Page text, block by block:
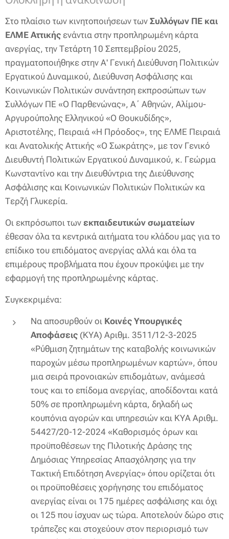
Στο πλαίσιο των κινητοποιήσεων των Συλλόγων ΠΕ και
ΕΛΜΕ Αττικής ενάντια στην προπληρωμένη κάρτα
ανεργίας, την Τετάρτη 10 Σεπτεμβρίου 2025,
πραγματοποιήθηκε στην Α' Γενική Διεύθυνση Πολιτικών
Εργατικού Δυναμικού, Διεύθυνση Ασφάλισης και
Κοινωνικών Πολιτικών συνάντηση εκπροσώπων των
Συλλόγων ΠΕ «Ο Παρθενώνας», Α΄ Αθηνών, Αλίμου-
Αργυρούπολης Ελληνικού «Ο Θουκυδίδης»,
Αριστοτέλης, Πειραιά «Η Πρόοδος», της ΕΛΜΕ Πειραιά
και Ανατολικής Αττικής «Ο Σωκράτης», με τον Γενικό
Διευθυντή Πολιτικών Εργατικού Δυναμικού, κ. Γεώρμα
Κωνσταντίνο και την Διευθύντρια της Διεύθυνσης
Ασφάλισης και Κοινωνικών Πολιτικών Πολιτικών κα
Τερζή Γλυκερία.
Οι εκπρόσωποι των εκπαιδευτικών σωματείων
έθεσαν όλα τα κεντρικά αιτήματα του κλάδου μας για το
επίδικο του επιδόματος ανεργίας αλλά και όλα τα
επιμέρους προβλήματα που έχουν προκύψει με την
εφαρμογή της προπληρωμένης κάρτας.
Συγκεκριμένα:
Να αποσυρθούν οι Κοινές Υπουργικές
Αποφάσεις (ΚΥΑ) Αριθμ. 3511/12-3-2025
«Ρύθμιση ζητημάτων της καταβολής κοινωνικών
παροχών μέσω προπληρωμένων καρτών», όπου
μια σειρά προνοιακών επιδομάτων, ανάμεσά
τους και το επίδομα ανεργίας, αποδίδονται κατά
50% σε προπληρωμένη κάρτα, δηλαδή ως
κουπόνια αγορών και υπηρεσιών και ΚΥΑ Αριθμ.
54427/20-12-2024 «Καθορισμός όρων και
προϋποθέσεων της Πιλοτικής Δράσης της
Δημόσιας Υπηρεσίας Απασχόλησης για την
Τακτική Επιδότηση Ανεργίας» όπου ορίζεται ότι
οι προϋποθέσεις χορήγησης του επιδόματος
ανεργίας είναι οι 175 ημέρες ασφάλισης και όχι
οι 125 που ίσχυαν ως τώρα. Αποτελούν δώρο στις
τράπεζες και στοχεύουν στον περιορισμό των